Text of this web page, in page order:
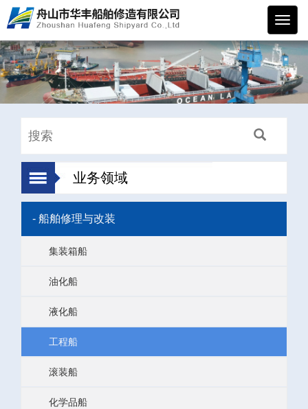
华丰
船舶
业务领域
- 船舶修理与改装
集装箱船
油化船
液化船
工程船
滚装船
化学品船